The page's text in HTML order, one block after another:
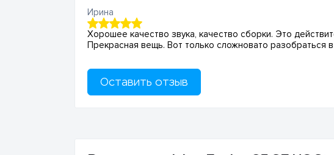
Ирина
Хорошее качество звука, качество сборки. Это
Прекрасная вещь. Вот только сложновато разобраться
Оставить отзыв